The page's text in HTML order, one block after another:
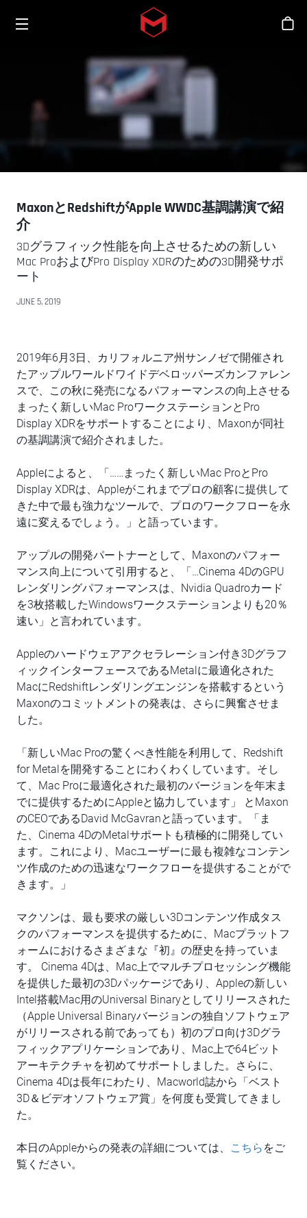
Skip to main content
Toggle menu
シ
MaxonとRedshiftがApple WWDC基調講演で紹
介
3Dグラフィック性能を向上させるための新しい
Mac ProおよびPro Display XDRのための3D開発サポ
ート
JUNE 5, 2019
2019年6月3日、カリフォルニア州サンノゼで開催され
たアップルワールドワイドデベロッパーズカンファレン
スで、この秋に発売になるパフォーマンスの向上させる
まったく新しいMac ProワークステーションとPro
Display XDRをサポートすることにより、Maxonが同社
の基調講演で紹介されました。
Appleによると、「……まったく新しいMac ProとPro
Display XDRは、Appleがこれまでプロの顧客に提供して
きた中で最も強力なツールで、プロのワークフローを永
遠に変えるでしょう。」と語っています。
アップルの開発パートナーとして、Maxonのパフォー
マンス向上について引用すると、「…Cinema 4DのGPU
レンダリングパフォーマンスは、Nvidia Quadroカード
を3枚搭載したWindowsワークステーションよりも20％
速い」と言われています。
Appleのハードウェアアクセラレーション付き3Dグラフ
ィックインターフェースであるMetalに最適化された
MacにRedshiftレンダリングエンジンを搭載するという
Maxonのコミットメントの発表は、さらに興奮させま
した。
「新しいMac Proの驚くべき性能を利用して、Redshift
for Metalを開発することにわくわくしています。そし
て、Mac Proに最適化された最初のバージョンを年末ま
でに提供するためにAppleと協力しています」 とMaxon
のCEOであるDavid McGavranと語っています。「ま
た、Cinema 4DのMetalサポートも積極的に開発してい
ます。これにより、Macユーザーに最も複雑なコンテン
ツ作成のための迅速なワークフローを提供することがで
きます。」
マクソンは、最も要求の厳しい3Dコンテンツ作成タス
クのパフォーマンスを提供するために、Macプラットフ
ォームにおけるさまざまな『初』の歴史を持っていま
す。 Cinema 4Dは、Mac上でマルチプロセッシング機能
を提供した最初の3Dパッケージであり、Appleの新しい
Intel搭載Mac用のUniversal Binaryとしてリリースされた
（Apple Universal Binaryバージョンの独自ソフトウェア
がリリースされる前であっても）初のプロ向け3Dグラ
フィックアプリケーションであり、Mac上で64ビット
アーキテクチャを初めてサポートしました。さらに、
Cinema 4Dは長年にわたり、Macworld誌から「ベスト
3D＆ビデオソフトウェア賞」を何度も受賞してきまし
た。
本日のAppleからの発表の詳細については、 こちら をご
覧ください。